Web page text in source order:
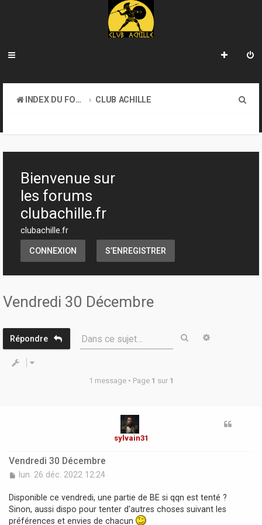
INDEX DU FORUM
CLUB ACHILLE
h
Bienvenue sur
les forums
clubachille.fr
clubachille.fr
CONNEXION S’ENREGISTRER
Vendredi 30 Décembre
Répondre Dans ce sujet… Rechercher
1 message • Page 1 sur 1
sylvain31
Vendredi 30 Décembre
M
s
a
lun. 26 déc. 2022 12:24
Disponible ce vendredi, une partie de BE si qqn est tenté ?
Sinon, aussi dispo pour tenter d'autres choses suivant les
préférences et envies de chacun